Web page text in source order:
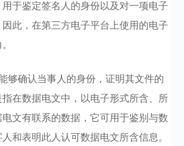
于鉴定签名人的身份以及对一项电子
此，在第三方电子平台上使用的电子
够确认当事人的身份，证明其文件的
在数据电文中，以电子形式所含、所
文有联系的数据，它可用于鉴别与数
和表明此人认可数据电文所含信息。